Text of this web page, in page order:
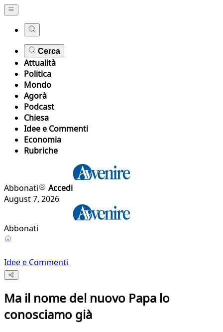
Cerca
Attualità
Politica
Mondo
Agorà
Podcast
Chiesa
Idee e Commenti
Economia
Rubriche
Abbonati
Accedi
August 7, 2026
Abbonati
Idee e Commenti
Ma il nome del nuovo Papa lo
conosciamo già